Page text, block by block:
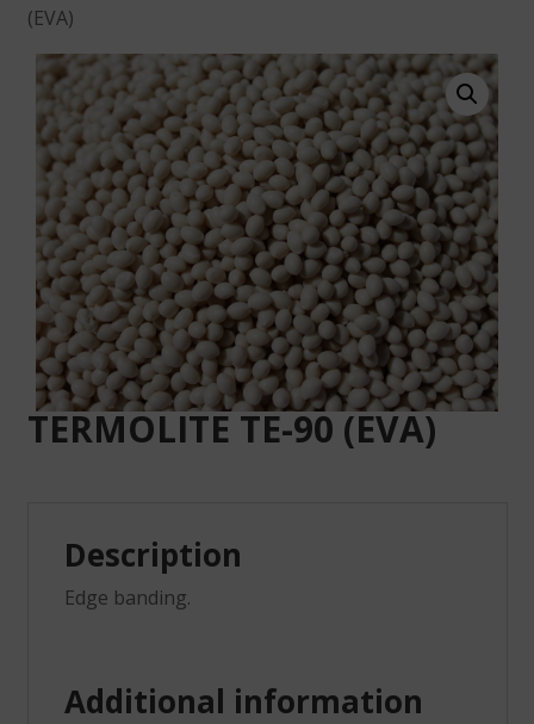
(EVA)
TERMOLITE TE-90 (EVA)
Description
Edge banding.
Additional information